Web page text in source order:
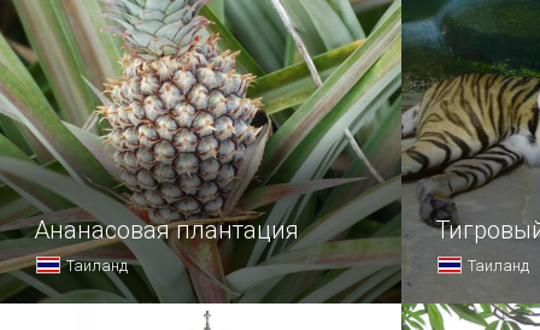
Ананасовая плантация
Таиланд Таиланд